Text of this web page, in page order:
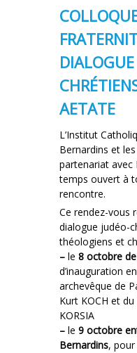
AETATE
L’Institut
Bernardins et
partenariat avec
temps ouvert à
rencontre.
Ce rendez-vous
dialogue judéo-
théologiens et
– le 8 octobre de
d’inauguration
archevêque de
Kurt KOCH et
KORSIA
– le 9 octobre
Bernardins, pour